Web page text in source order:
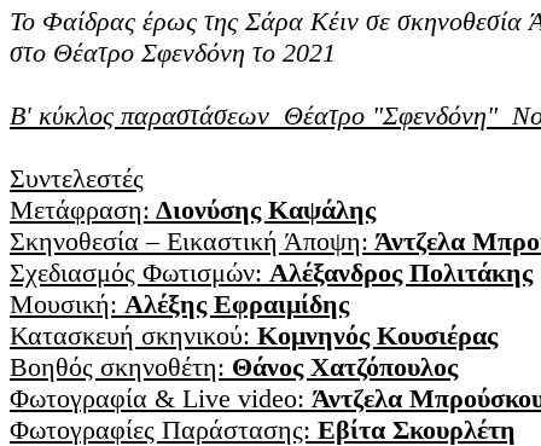
Το Φαίδρας έρως της Σάρα Κέιν σε σκηνοθεσία
στο Θέατρο Σφενδόνη το 2021
Β' κύκλος παραστάσεων Θέατρο "Σφενδόνη"
Συντελεστές
Μετάφραση: Διονύσης Καψάλης
Σκηνοθεσία – Εικαστική Άποψη: Άντζελα
Σχεδιασμός Φωτισμών: Αλέξανδρος Πολιτάκης
Μουσική: Αλέξης Εφραιμίδης
Κατασκευή σκηνικού: Κομνηνός Κουσιέρας
Bοηθός σκηνοθέτη: Θάνος Χατζόπουλος
Φωτογραφία & Live video: Άντζελα
Φωτογραφίες Παράστασης: Εβίτα Σκουρλέτη